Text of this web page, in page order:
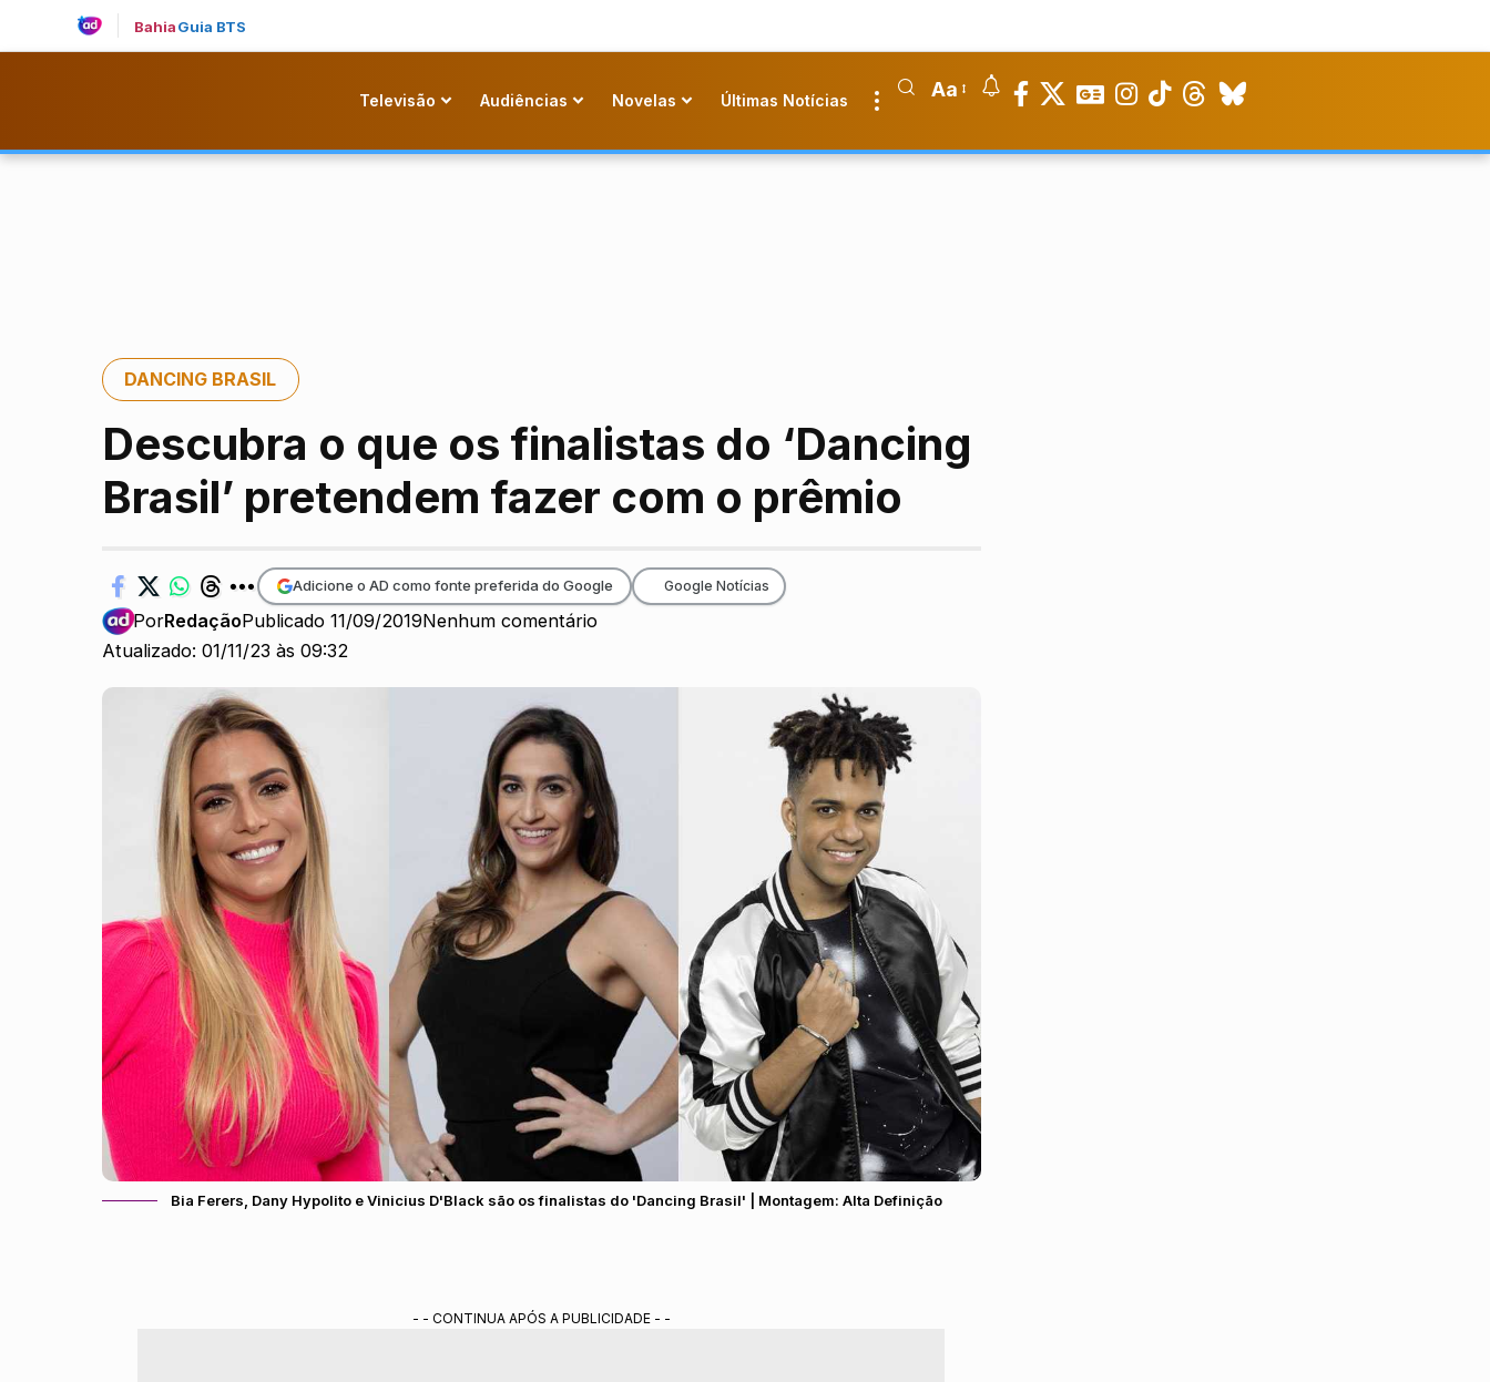
BahiaGuia BTS
Televisão Audiências Novelas Últimas Notícias Aa
DANCING BRASIL
Descubra o que os finalistas do ‘Dancing
Brasil’ pretendem fazer com o prêmio
Atualizado: 01/11/23 às 09:32
PorRedaçãoPublicado 11/09/2019Nenhum comentário
Adicione o AD como fonte preferida do Google Google Notícias
Bia Ferers, Dany Hypolito e Vinicius D'Black são os finalistas do 'Dancing Brasil' | Montagem: Alta Definição
- - CONTINUA APÓS A PUBLICIDADE - -